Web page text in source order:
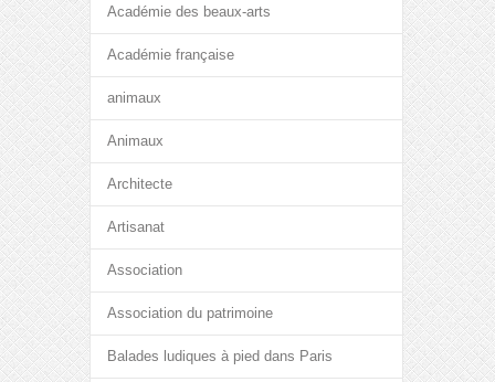
Académie des beaux-arts
Académie française
animaux
Animaux
Architecte
Artisanat
Association
Association du patrimoine
Balades ludiques à pied dans Paris